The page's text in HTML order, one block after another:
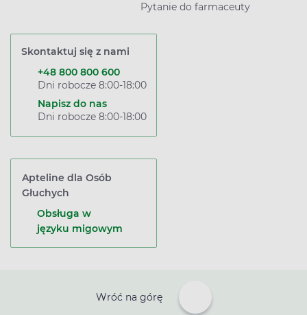
Pytanie do farmaceuty
Skontaktuj się z nami
+48 800 800 600
Dni robocze 8:00-18:00
Napisz do nas
Dni robocze 8:00-18:00
Apteline dla Osób
Głuchych
Obsługa w
języku migowym
Wróć na górę